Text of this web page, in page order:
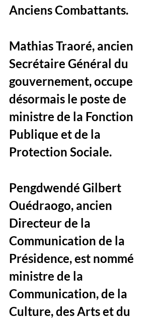
Anciens Combattants.
Mathias Traoré, ancien
Secrétaire Général du
gouvernement, occupe
désormais le poste de
ministre de la Fonction
Publique et de la
Protection Sociale.
Pengdwendé Gilbert
Ouédraogo, ancien
Directeur de la
Communication de la
Présidence, est nommé
ministre de la
Communication, de la
Culture, des Arts et du